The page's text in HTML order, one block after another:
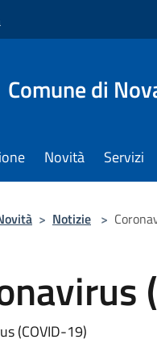
Comune di
Novità Servizi
> Notizie >
(COVID-19)